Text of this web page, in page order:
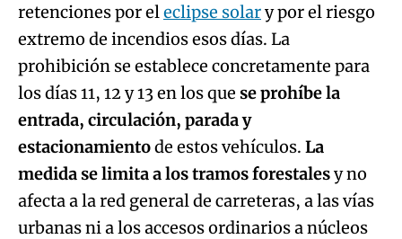
retenciones por eleclipse solary por el riesgo
extremo de incendios esos días. La
prohibición se establece concretamente para
los días 11, 12 y 13 en los que se prohíbe la
entrada, circulación, parada y
estacionamientode estos vehículos. La
medida se limita a los tramos forestalesy no
afecta a la red general de carreteras, a las vías
urbanas ni a los accesos ordinarios a núcleos